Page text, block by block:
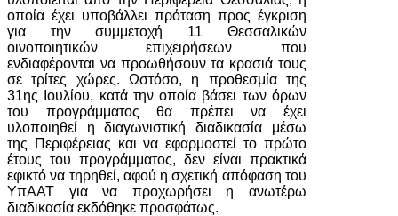
οποία έχει υποβάλλει πρόταση προς έγκριση
για την συμμετοχή 11 Θεσσαλικών
οινοποιητικών επιχειρήσεων που
ενδιαφέρονται να προωθήσουν τα κρασιά τους
σε τρίτες χώρες. Ωστόσο, η προθεσμία της
31ης Ιουλίου, κατά την οποία βάσει των όρων
του προγράμματος θα πρέπει να έχει
υλοποιηθεί η διαγωνιστική διαδικασία μέσω
της Περιφέρειας και να εφαρμοστεί το πρώτο
έτους του προγράμματος, δεν είναι πρακτικά
εφικτό να τηρηθεί, αφού η σχετική απόφαση του
ΥπΑΑΤ για να προχωρήσει η ανωτέρω
διαδικασία εκδόθηκε προσφάτως.